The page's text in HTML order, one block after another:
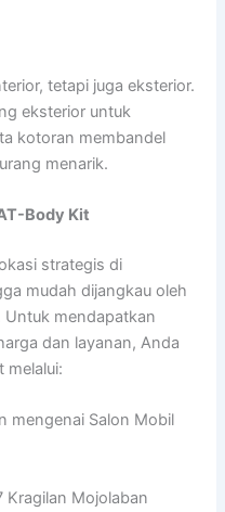
tetapi juga eksterior.
eksterior untuk
kotoran membandel
menarik.
Body Kit
strategis di
mudah dijangkau oleh
Untuk mendapatkan
dan layanan, Anda
melalui:
mengenai Salon Mobil
Kragilan Mojolaban